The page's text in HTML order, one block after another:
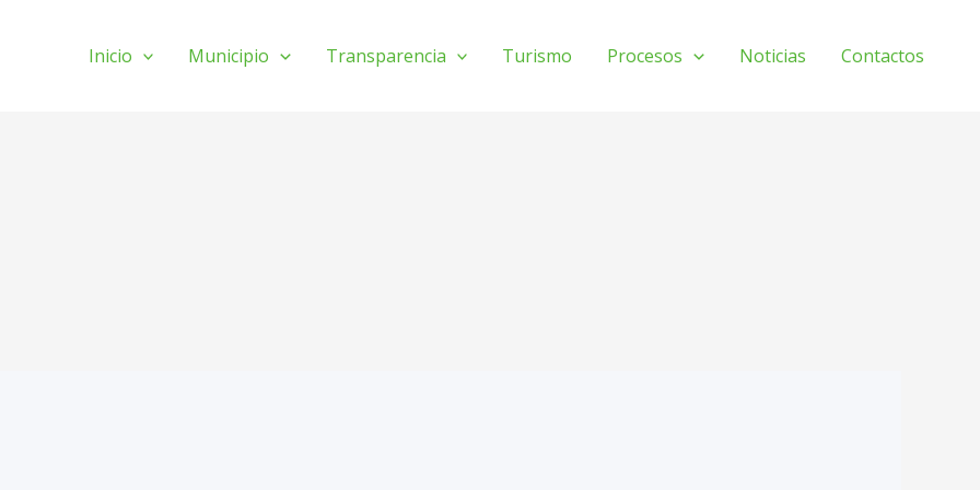
Inicio Municipio Transparencia Turismo Procesos Noticias Contactos